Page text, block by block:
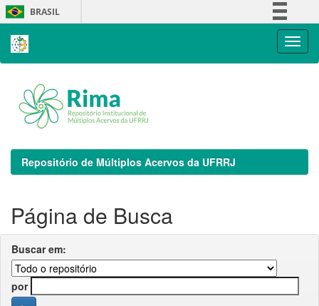
Skip
navigation
BRASIL
Repositório de Múltiplos Acervos da UFRRJ
Página de Busca
Buscar em:
por